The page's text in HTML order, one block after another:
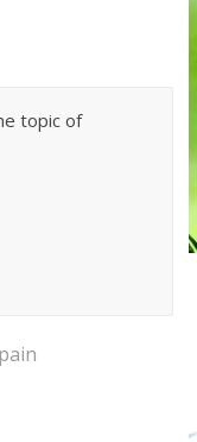
topic of